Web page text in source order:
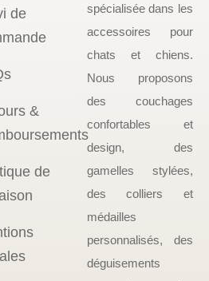
de
&
de
spécialisée dans les
accessoires pour
chats et chiens.
Nous proposons
des couchages
confortables et
design, des
gamelles stylées,
des colliers et
médailles
personnalisés, des
déguisements